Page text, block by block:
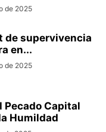
de 2025
de supervivencia
en...
de 2025
Pecado Capital
Humildad